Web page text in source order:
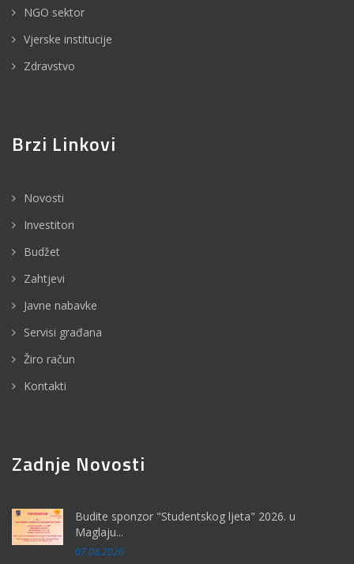
NGO sektor
Vjerske institucije
Zdravstvo
Brzi Linkovi
Novosti
Investitori
Budžet
Zahtjevi
Javne nabavke
Servisi građana
Žiro račun
Kontakti
Zadnje Novosti
Budite sponzor "Studentskog ljeta" 2026. u
Maglaju...
07.08.2026